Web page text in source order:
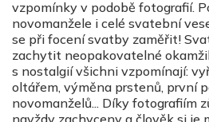
vzpomínky v podobě fotografií.
novomanžele i celé svatební
se při focení svatby zaměřit!
zachytit neopakovatelné
s nostalgií všichni vzpomínají:
oltářem, výměna prstenů, první
novomanželů... Díky fotografiím
navždy zachyceny a člověk si je